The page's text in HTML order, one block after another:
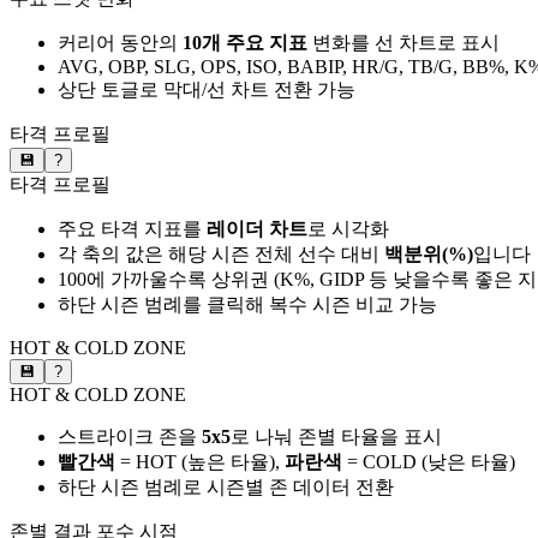
커리어 동안의 10개 주요 지표 변화를 선 차트로 표시
AVG, OBP, SLG, OPS, ISO, BABIP, HR/G, TB/G, BB%,
상단 토글로 막대/선 차트 전환 가능
타격 프로필
💾 ?
타격 프로필
주요 타격 지표를 레이더 차트로 시각화
각 축의 값은 해당 시즌 전체 선수 대비 백분위(%)입니다
100에 가까울수록 상위권 (K%, GIDP 등 낮을수록 좋은
하단 시즌 범례를 클릭해 복수 시즌 비교 가능
HOT & COLD ZONE
💾 ?
HOT & COLD ZONE
스트라이크 존을 5x5로 나눠 존별 타율을 표시
빨간색 = HOT (높은 타율), 파란색 = COLD (낮은 타율)
하단 시즌 범례로 시즌별 존 데이터 전환
존별 결과 포수 시점